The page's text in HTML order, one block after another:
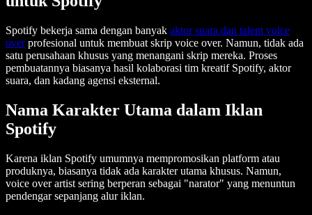
Spotify bekerja sama dengan banyak aktor suara dan talent voice
overprofesional untuk membuat skrip voice over. Namun, tidak ada
satu perusahaan khusus yang menangani skrip mereka. Proses
pembuatannya biasanya hasil kolaborasi tim kreatif Spotify, aktor
suara, dan kadang agensi eksternal.
Nama Karakter Utama dalam Iklan
Spotify
Karena iklan Spotify umumnya mempromosikan platform atau
produknya, biasanya tidak ada karakter utama khusus. Namun,
voice over artist sering berperan sebagai "narator" yang menuntun
pendengar sepanjang alur iklan.